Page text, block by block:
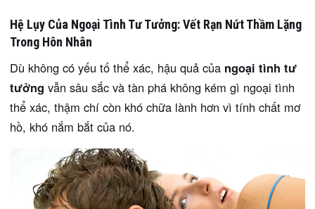
Hệ Lụy Của Ngoại Tình Tư Tưởng: Vết Rạn Nứt Thầm Lặng
Trong Hôn Nhân
Dù không có yếu tố thể xác, hậu quả của ngoại tình tư
tưởng vẫn sâu sắc và tàn phá không kém gì ngoại tình
thể xác, thậm chí còn khó chữa lành hơn vì tính chất mơ
hồ, khó nắm bắt của nó.